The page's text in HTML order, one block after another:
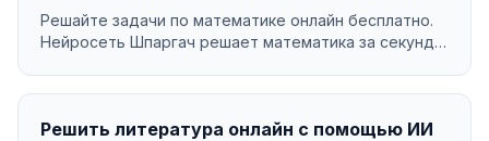
Решайте задачи по математике онлайн бесплатно.
Нейросеть Шпаргач решает математика за секунды
Решить литература онлайн с помощью ИИ